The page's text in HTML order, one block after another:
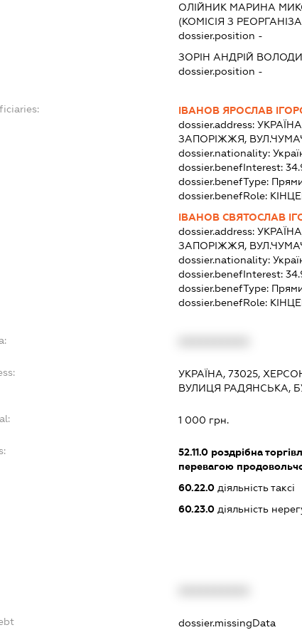
ОЛІЙНИК МАРИНА
(КОМІСІЯ З
dossier.position -
ЗОРІН АНДРІЙ
dossier.position -
ІВАНОВ ЯРОСЛАВ
dossier.address:
ЗАПОРІЖЖЯ,
dossier.nationality:
dossier.benefInterest:
dossier.benefType:
dossier.benefRole:
ІВАНОВ СВЯТОСЛАВ
dossier.address:
ЗАПОРІЖЖЯ,
dossier.nationality:
dossier.benefInterest:
dossier.benefType:
dossier.benefRole:
УКРАЇНА, 73025,
ВУЛИЦЯ РАДЯНСЬКА,
1 000 грн.
52.11.0роздрібна
перевагою
60.22.0діяльність таксі
60.23.0діяльність
dossier.missingData